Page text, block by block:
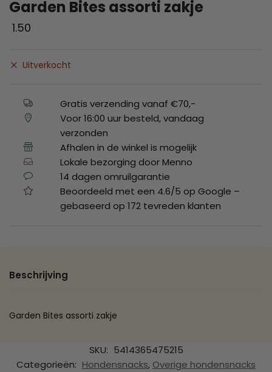
Garden Bites assorti zakje
1.50
Uitverkocht
Gratis verzending vanaf €70,-
Voor 16:00 uur besteld, vandaag
verzonden
Afhalen in de winkel is mogelijk
Lokale bezorging door Menno
14 dagen omruilgarantie
Beoordeeld met een 4.6/5 op Google –
gebaseerd op 172 tevreden klanten
Beschrijving
Garden Bites assorti zakje
SKU: 5414365475215
Categorieën: Hondensnacks, Overige hondensnacks